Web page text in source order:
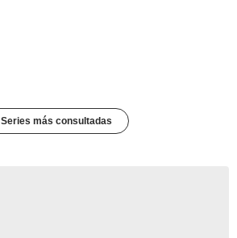
Series más consultadas